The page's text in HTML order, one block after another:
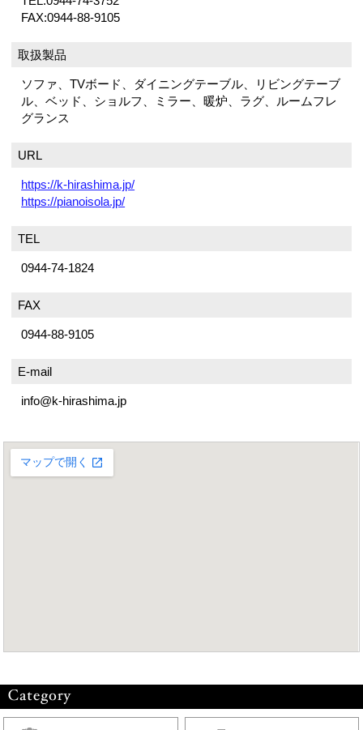
FAX:0944-88-9105
取扱製品
ソファ、TVボード、ダイニングテーブル、リビングテーブ
ル、ベッド、ショルフ、ミラー、暖炉、ラグ、ルームフレ
グランス
URL
https://k-hirashima.jp/
https://pianoisola.jp/
TEL
0944-74-1824
FAX
0944-88-9105
E-mail
info@k-hirashima.jp